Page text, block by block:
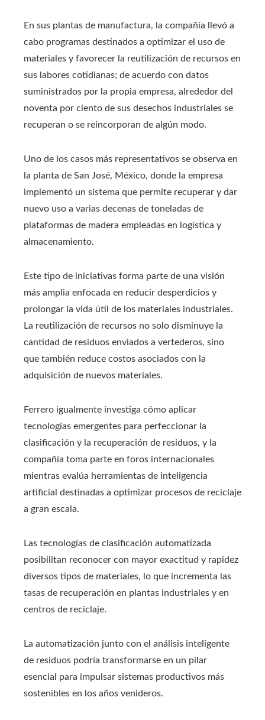
En sus plantas de manufactura, la compañía llevó a
cabo programas destinados a optimizar el uso de
materiales y favorecer la reutilización de recursos en
sus labores cotidianas; de acuerdo con datos
suministrados por la propia empresa, alrededor del
noventa por ciento de sus desechos industriales se
recuperan o se reincorporan de algún modo.
Uno de los casos más representativos se observa en
la planta de San José, México, donde la empresa
implementó un sistema que permite recuperar y dar
nuevo uso a varias decenas de toneladas de
plataformas de madera empleadas en logística y
almacenamiento.
Este tipo de iniciativas forma parte de una visión
más amplia enfocada en reducir desperdicios y
prolongar la vida útil de los materiales industriales.
La reutilización de recursos no solo disminuye la
cantidad de residuos enviados a vertederos, sino
que también reduce costos asociados con la
adquisición de nuevos materiales.
Ferrero igualmente investiga cómo aplicar
tecnologías emergentes para perfeccionar la
clasificación y la recuperación de residuos, y la
compañía toma parte en foros internacionales
mientras evalúa herramientas de inteligencia
artificial destinadas a optimizar procesos de reciclaje
a gran escala.
Las tecnologías de clasificación automatizada
posibilitan reconocer con mayor exactitud y rapidez
diversos tipos de materiales, lo que incrementa las
tasas de recuperación en plantas industriales y en
centros de reciclaje.
La automatización junto con el análisis inteligente
de residuos podría transformarse en un pilar
esencial para impulsar sistemas productivos más
sostenibles en los años venideros.